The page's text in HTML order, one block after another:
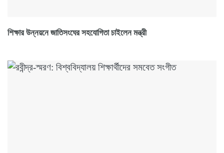
শিক্ষার উন্নয়নে জাতিসংঘের সহযোগিতা চাইলেন মন্ত্রী